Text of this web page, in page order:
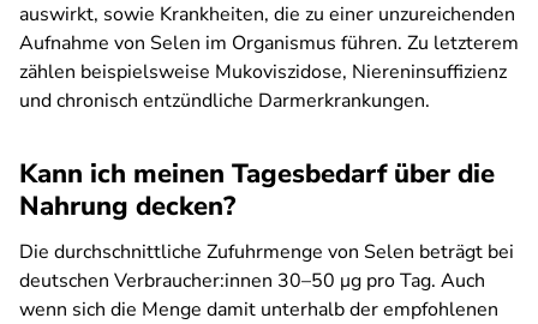
auswirkt, sowie Krankheiten, die zu einer unzureichenden
Aufnahme von Selen im Organismus führen. Zu letzterem
zählen beispielsweise Mukoviszidose, Niereninsuffizienz
und chronisch entzündliche Darmerkrankungen.
Kann ich meinen Tagesbedarf über die
Nahrung decken?
Die durchschnittliche Zufuhrmenge von Selen beträgt bei
deutschen Verbraucher:innen 30–50 μg pro Tag. Auch
wenn sich die Menge damit unterhalb der empfohlenen